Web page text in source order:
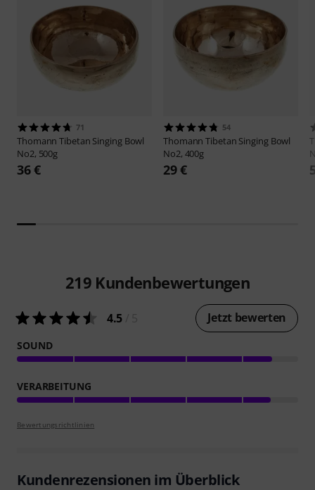
71
ThomannTibetan Singing Bowl
No2, 500g
36 €
54
ThomannTibetan Singing Bowl
No2, 400g
29 €
219 Kundenbewertungen
4.5 Jetzt bewerten
SOUND
VERARBEITUNG
Bewertungsrichtlinien
Kundenrezensionen im Überblick